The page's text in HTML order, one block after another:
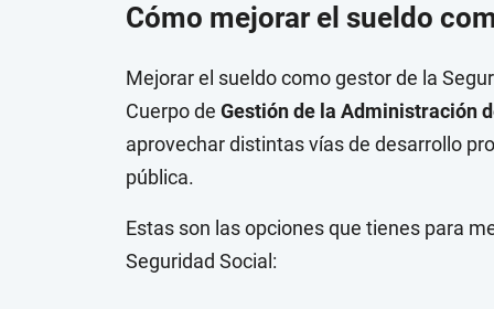
Cómo mejorar el sueldo
Mejorar el sueldo como gestor de la
Cuerpo de Gestión de la Administración
aprovechar distintas vías de desarrollo
pública.
Estas son las opciones que tienes para
Seguridad Social: